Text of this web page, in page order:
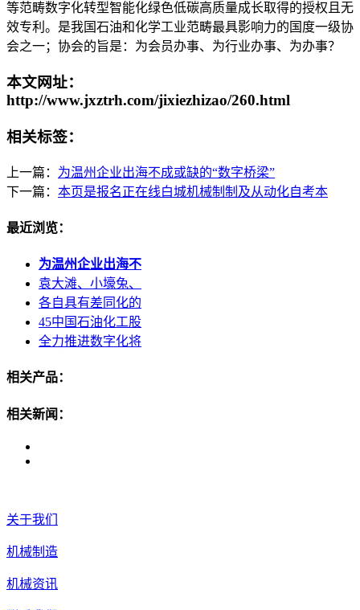
等范畴数字化转型智能化绿色低碳高质量成长取得的授权且无
效专利。是我国石油和化学工业范畴最具影响力的国度一级协
会之一；协会的旨是：为会员办事、为行业办事、为办事？
本文网址：
http://www.jxztrh.com/jixiezhizao/260.html
相关标签：
上一篇： 为温州企业出海不成或缺的“数字桥梁”
下一篇： 本页是报名正在线白城机械制制及从动化自考本
最近浏览：
为温州企业出海不
袁大滩、小壕兔、
各自具有差同化的
45中国石油化工股
全力推进数字化将
相关产品：
相关新闻：
关于我们
机械制造
机械资讯